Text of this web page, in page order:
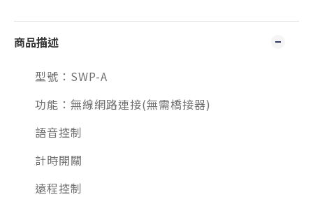
商品描述
型號：SWP-A
功能：無線網路連接(無需橋接器)
語音控制
計時開關
遠程控制